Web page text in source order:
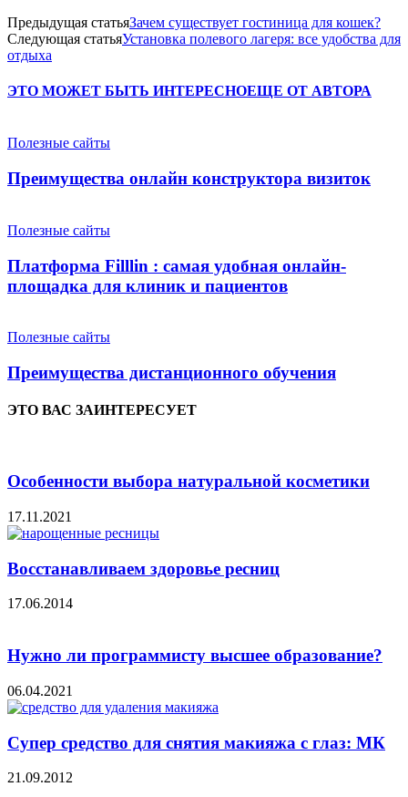
Предыдущая статьяЗачем существует гостиница для кошек?
Следующая статьяУстановка полевого лагеря: все удобства для
отдыха
ЭТО МОЖЕТ БЫТЬ ИНТЕРЕСНОЕЩЕ ОТ АВТОРА
Полезные сайты
Преимущества онлайн конструктора визиток
Полезные сайты
Платформа Filllin : самая удобная онлайн-
площадка для клиник и пациентов
Полезные сайты
Преимущества дистанционного обучения
ЭТО ВАС ЗАИНТЕРЕСУЕТ
Особенности выбора натуральной косметики
17.11.2021
Восстанавливаем здоровье ресниц
17.06.2014
Нужно ли программисту высшее образование?
06.04.2021
Супер средство для снятия макияжа с глаз: МК
21.09.2012